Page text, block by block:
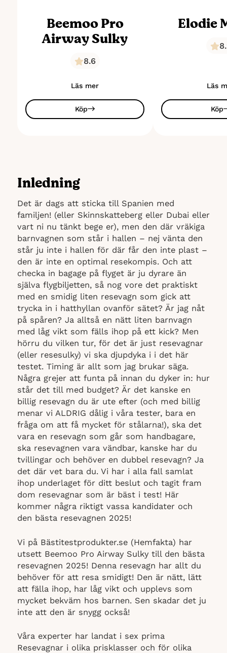
Beemoo Pro
Airway Sulky
8.6
Läs mer
Köp
Elodie
Läs
Köp
Inledning
Det är dags att sticka till Spanien med
familjen! (eller Skinnskatteberg eller Dubai eller
vart ni nu tänkt bege er), men den där vräkiga
barnvagnen som står i hallen – nej vänta den
står ju inte i hallen för där får den inte plast –
den är inte en optimal resekompis. Och att
checka in bagage på flyget är ju dyrare än
själva flygbiljetten, så nog vore det praktiskt
med en smidig liten resevagn som gick att
trycka in i hatthyllan ovanför sätet? Är jag nåt
på spåren? Ja alltså en nätt liten barnvagn
med låg vikt som fälls ihop på ett kick? Men
hörru du vilken tur, för det är just resevagnar
(eller resesulky) vi ska djupdyka i i det här
testet. Timing är allt som jag brukar säga.
Några grejer att funta på innan du dyker in: hur
står det till med budget? Är det kanske en
billig resevagn du är ute efter (och med billig
menar vi ALDRIG dålig i våra tester, bara en
fråga om att få mycket för stålarna!), ska det
vara en resevagn som går som handbagare,
ska resevagnen vara vändbar, kanske har du
tvillingar och behöver en dubbel resevagn? Ja
det där vet bara du. Vi har i alla fall samlat
ihop underlaget för ditt beslut och tagit fram
dom resevagnar som är bäst i test! Här
kommer några riktigt vassa kandidater och
den bästa resevagnen 2025!
Vi på Bästitestprodukter.se (Hemfakta) har
utsett Beemoo Pro Airway Sulky till den bästa
resevagnen 2025! Denna resevagn har allt du
behöver för att resa smidigt! Den är nätt, lätt
att fälla ihop, har låg vikt och upplevs som
mycket bekväm hos barnen. Sen skadar det ju
inte att den är snygg också!
Våra experter har landat i sex prima
Resevagnar i olika prisklasser och för olika